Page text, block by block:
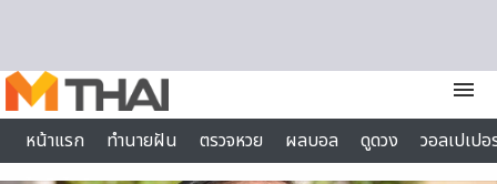
menu
หน้าแรก
ทำนายฝัน ตรวจหวย ผลบอล ดูดวง
วอลเปเป